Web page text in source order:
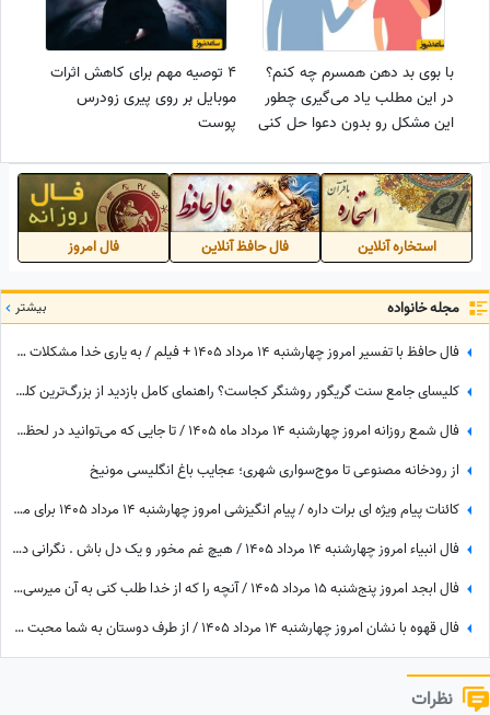
با بوی بد دهن همسرم چه کنم؟
در این مطلب یاد می‌گیری چطور
این مشکل رو بدون دعوا حل کنی
4 توصیه مهم برای کاهش اثرات
موبایل بر روی پیری زودرس
پوست
استخاره آنلاین فال حافظ آنلاین فال امروز
مجله خانواده بیشتر
فال حافظ با تفسیر امروز چهارشنبه 14 مرداد 1405 + فیلم / به یاری خدا مشکلات حل و بخت خفته تو از خواب بیدار خواهد شد
کلیسای جامع سنت گریگور روشنگر کجاست؟ راهنمای کامل بازدید از بزرگ‌ترین کلیسای ارمنستان، تاریخچه، معماری و آدرس
فال شمع روزانه امروز چهارشنبه 14 مرداد ماه 1405 / تا جایی که می‌توانید در لحظه حال زندگی کرده و از آن نهایت استفاده را ببرید
از رودخانه مصنوعی تا موج‌سواری شهری؛ عجایب باغ انگلیسی مونیخ
کائنات پیام ویژه ای برات داره / پیام انگیزشی امروز چهارشنبه 14 مرداد 1405 برای متولدین فروردین تا اسفند: اگر می‌خواهیش رهاش نکن + ویدئو
فال انبیاء امروز چهارشنبه 14 مرداد 1405 / هیچ غم مخور و یک دل باش . نگرانی داری ولیکن در دل خود غم راه مده
فال ابجد امروز پنج‌شنبه 15 مرداد 1405 / آنچه را که از خدا طلب کنی به آن میرسی اما ...
فال قهوه با نشان امروز چهارشنبه 14 مرداد 1405 / از طرف دوستان به شما محبت می‌شود و هدیه گرانبهایی دریافت خواهید کرد
نظرات